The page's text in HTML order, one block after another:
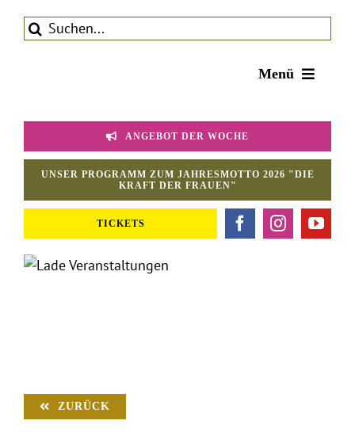
InhaltSuche
Menü
Theater
Aktuelles
Förderverein
Kontakt | Service
ANGEBOT DER WOCHE
UNSER PROGRAMM ZUM JAHRESMOTTO 2026 "DIE
KRAFT DER FRAUEN"
TICKETS
ZURÜCK